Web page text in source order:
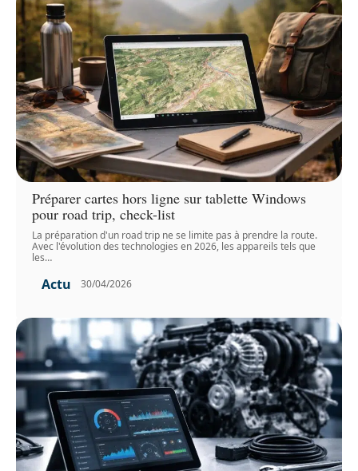
Préparer cartes hors ligne sur tablette Windows
pour road trip, check-list
La préparation d'un road trip ne se limite pas à prendre la route.
Avec l'évolution des technologies en 2026, les appareils tels que
les…
Actu 30/04/2026